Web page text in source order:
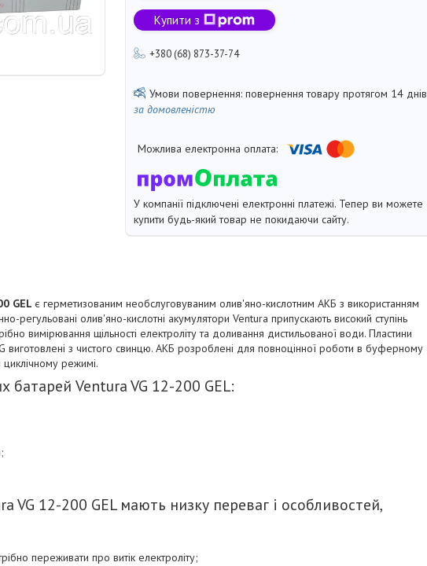
Купити з
+380 (68) 873-37-74
повернення товару протягом 14 днів
за домовленістю
У компанії підключені електронні платежі. Тепер ви можете
купити будь-який товар не покидаючи сайту.
GEL є герметизованим необслуговуваним олив'яно-кислотним АКБ з використанням
регульовані олив'яно-кислотні акумулятори Ventura припускають високий ступінь
вимірювання щільності електроліту та доливання дистильованої води. Пластини
виготовлені з чистого свинцю. АКБ розроблені для повноцінної роботи в буферному
режимі.
батарей Ventura VG 12-200 GEL:
VG 12-200 GEL мають низку переваг і особливостей,
переживати про витік електроліту;